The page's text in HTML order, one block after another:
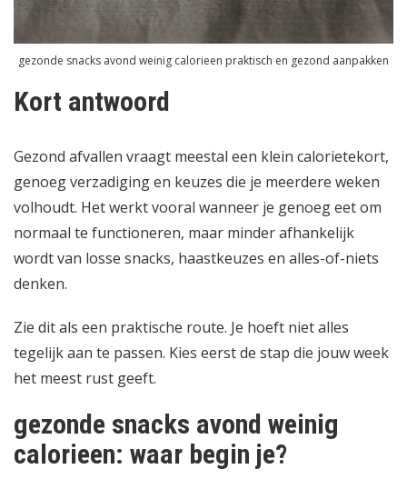
gezonde snacks avond weinig calorieen praktisch en gezond aanpakken
Kort antwoord
Gezond afvallen vraagt meestal een klein calorietekort,
genoeg verzadiging en keuzes die je meerdere weken
volhoudt. Het werkt vooral wanneer je genoeg eet om
normaal te functioneren, maar minder afhankelijk
wordt van losse snacks, haastkeuzes en alles-of-niets
denken.
Zie dit als een praktische route. Je hoeft niet alles
tegelijk aan te passen. Kies eerst de stap die jouw week
het meest rust geeft.
gezonde snacks avond weinig
calorieen: waar begin je?